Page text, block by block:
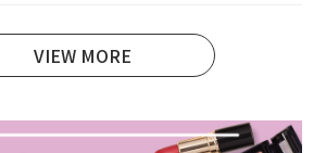
VIEW MORE